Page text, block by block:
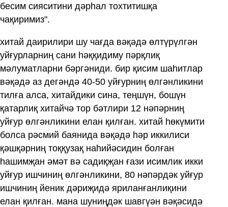
бесим сияситини дәрһал тохтитишқа
чақиримиз".
хитай даирилири шу чағда вәқәдә өлтүрүлгән
уйғурларниң сани һәққидиму пәрқлиқ
мәлуматларни бәргәниди. бир қисим шаһитлар
вәқәдә аз дегәндә 40-50 уйғурниң өлгәнликини
тилға алса, хитайдики сина, теңшүн, бошүн
қатарлиқ хитайчә тор бәтлири 12 нәпәрниң
уйғур өлгәнликини елан қилған. хитай һөкүмити
болса рәсмий баянида вәқәдә һәр иккилиси
қәшқәрниң тоққузақ наһийәсидин болған
һашимҗан әмәт вә садиқҗан ғази исимлик икки
уйғур ишчиниң өлгәнликини, 80 нәпәрдәк уйғур
ишчиниң йеник дәриҗидә яриланғанлиқини
елан қилған. мана шуниңдәк шавгүән вәқәсидә